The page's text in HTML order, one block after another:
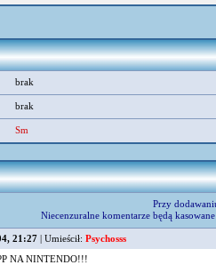
brak
brak
Sm
Przy
Niecenzuralne komentarze będą
21:27 | Umieścił: Psychosss
NA NINTENDO!!!